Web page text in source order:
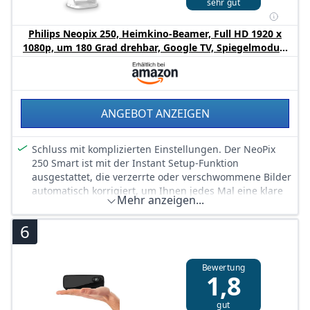
Lieferumfang: Videoprojektor, Netzkabel,
Fernbedienung und Batterie. Starthilfe
Philips Neopix 250, Heimkino-Beamer, Full HD 1920 x
1080p, um 180 Grad drehbar, Google TV, Spiegelmodus,
Wi-Fi 6, Stereoton 2x3 Watt, Weiß
ANGEBOT ANZEIGEN
Schluss mit komplizierten Einstellungen. Der NeoPix
250 Smart ist mit der Instant Setup-Funktion
ausgestattet, die verzerrte oder verschwommene Bilder
automatisch korrigiert, um Ihnen jedes Mal eine klare
Anzeige im 16:9-Format zu bieten.
Mit dem mitgelieferten Google TV-Streaming-Gerät
Plattformen auf Ihre Lieblingssendungen, Filme und
Inhalte zugreifen und machen diesen Projektor zu
einer echten Alternative zu einem modernen Smart-TV.
Und dank Wi-Fi 6-Konnektivität genießen Sie bei jeder
Verwendung eine reibungslose und
Mehr anzeigen...
6
Bewertung
1,8
gut